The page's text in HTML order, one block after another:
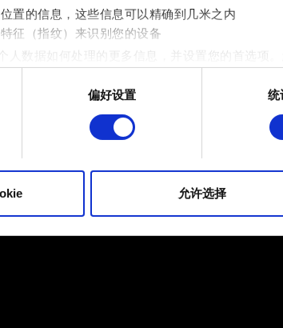
置的信息，这些信息可以精确到几米之内
征（指纹）来识别您的设备
人数据如何处理的更多信息，并设置您的首选项
为了让网站功能可用，而另一部分是非强制性的
如帮助我们在社交媒体上发现您，提供一些您可
中找到有关我们使用 Cookie 的所有详细信息，并
偏好设置 统
允许选择
内容和政策
内容指引、其它
iOS / Android